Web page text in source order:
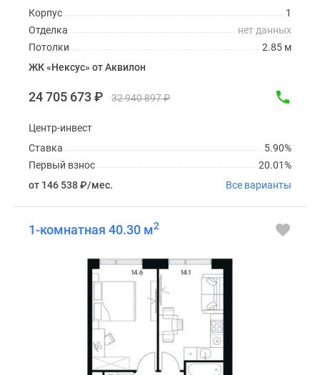
1
Корпус
нет данных
Отделка
2.85 м
Потолки
ЖК «Нексус» от Аквилон
24 705 673₽ 32 940 897₽
Центр-инвест
5.90%
Ставка
20.01%
Первый взнос
от 146 538₽/мес. Все варианты
1-комнатная 40.30 м2